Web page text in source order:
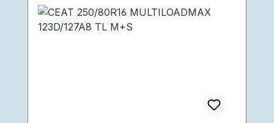
Bodenverdichtung durch ein breites Profil
und größeres Innenvolumen sind weitere
großartige Vorteile des Reifen.